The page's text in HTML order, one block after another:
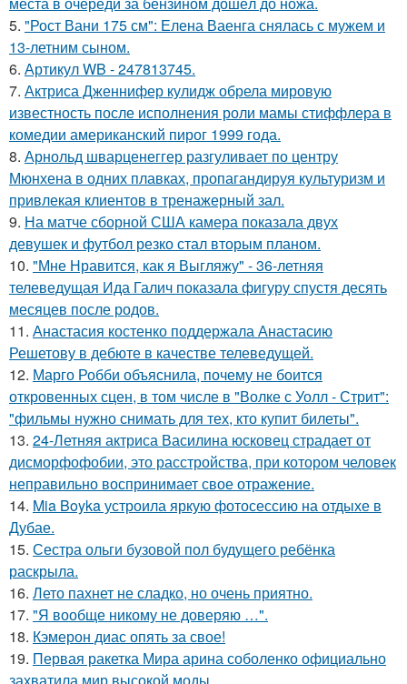
5. "Рост Вани 175 см": Елена Ваенга снялась с мужем и
13-летним сыном.
6. Артикул WB - 247813745.
7. Актриса Дженнифер кулидж обрела мировую
известность после исполнения роли мамы стиффлера в
комедии американский пирог 1999 года.
8. Арнольд шварценеггер разгуливает по центру
Мюнхена в одних плавках, пропагандируя культуризм и
привлекая клиентов в тренажерный зал.
9. На матче сборной США камера показала двух
девушек и футбол резко стал вторым планом.
10. "Мне Нравится, как я Выгляжу" - 36-летняя
телеведущая Ида Галич показала фигуру спустя десять
месяцев после родов.
11. Анастасия костенко поддержала Анастасию
Решетову в дебюте в качестве телеведущей.
12. Марго Робби объяснила, почему не боится
откровенных сцен, в том числе в "Волке с Уолл - Стрит":
"фильмы нужно снимать для тех, кто купит билеты".
13. 24-Летняя актриса Василина юсковец страдает от
дисморфофобии, это расстройства, при котором человек
неправильно воспринимает свое отражение.
14. Mia Boyka устроила яркую фотосессию на отдыхе в
Дубае.
15. Сестра ольги бузовой пол будущего ребёнка
раскрыла.
16. Лето пахнет не сладко, но очень приятно.
17. "Я вообще никому не доверяю …".
18. Кэмерон диас опять за свое!
19. Первая ракетка Мира арина соболенко официально